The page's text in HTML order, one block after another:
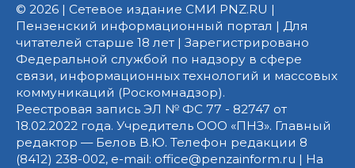
© 2026 | Сетевое издание СМИ PNZ.RU |
Пензенский информационный портал | Для
читателей старше 18 лет | Зарегистрировано
Федеральной службой по надзору в сфере
связи, информационных технологий и массовых
коммуникаций (Роскомнадзор).
Реестровая запись ЭЛ № ФС 77 - 82747 от
18.02.2022 года. Учредитель ООО «ПНЗ». Главный
редактор — Белов В.Ю. Телефон редакции 8
(8412) 238-002, e-mail: office@penzainform.ru | На